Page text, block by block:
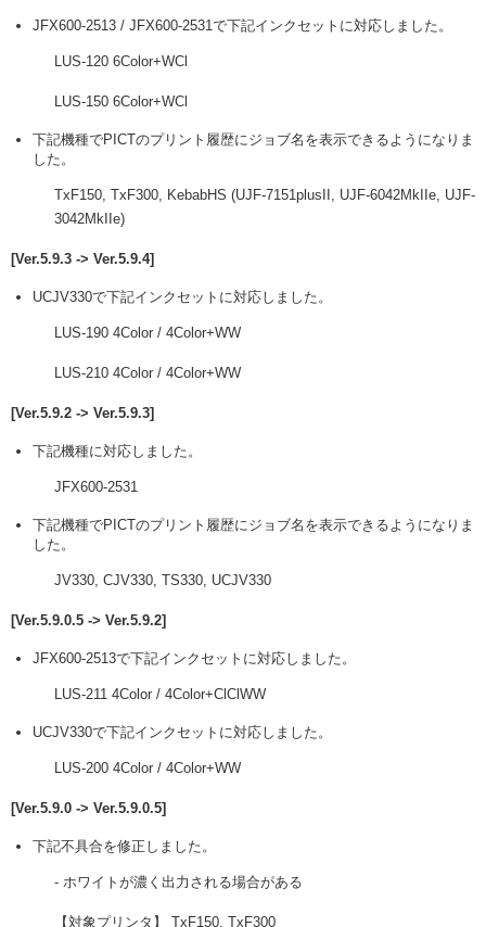
JFX600-2513 / JFX600-2531で下記インクセットに対応しました。
LUS-120 6Color+WCl
LUS-150 6Color+WCl
下記機種でPICTのプリント履歴にジョブ名を表示できるようになりま
した。
TxF150, TxF300, KebabHS (UJF-7151plusII, UJF-6042MkIIe, UJF-
3042MkIIe)
[Ver.5.9.3 -> Ver.5.9.4]
UCJV330で下記インクセットに対応しました。
LUS-190 4Color / 4Color+WW
LUS-210 4Color / 4Color+WW
[Ver.5.9.2 -> Ver.5.9.3]
下記機種に対応しました。
JFX600-2531
下記機種でPICTのプリント履歴にジョブ名を表示できるようになりま
した。
JV330, CJV330, TS330, UCJV330
[Ver.5.9.0.5 -> Ver.5.9.2]
JFX600-2513で下記インクセットに対応しました。
LUS-211 4Color / 4Color+ClClWW
UCJV330で下記インクセットに対応しました。
LUS-200 4Color / 4Color+WW
[Ver.5.9.0 -> Ver.5.9.0.5]
下記不具合を修正しました。
- ホワイトが濃く出力される場合がある
【対象プリンタ】 TxF150, TxF300